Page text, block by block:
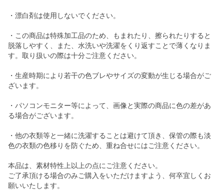
・漂白剤は使用しないでください。
・この商品は特殊加工品のため、もまれたり、擦られたりすると
脱落しやすく、また、水洗いや洗濯をくり返すことで薄くなりま
す。取り扱いの際は十分ご注意ください。
・生産時期により若干の色ブレやサイズの変動が生じる場合がご
ざいます。
・パソコンモニター等によって、画像と実際の商品に色の差があ
る場合がございます。
・他の衣類等と一緒に洗濯することは避けて頂き、保管の際も淡
色の衣類の色移りを防ぐため、重ね合せにはご注意ください。
本品は、素材特性上以上の点にご注意ください。
ご了承頂ける場合のみご購入をいただけますよう、何卒宜しくお
願いいたします。